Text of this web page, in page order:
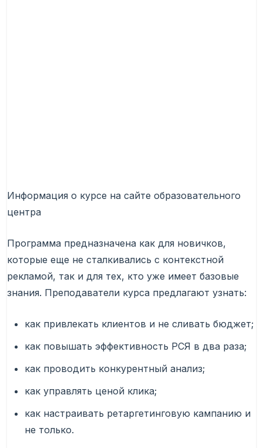
Информация о курсе на сайте образовательного
центра
Программа предназначена как для новичков,
которые еще не сталкивались с контекстной
рекламой, так и для тех, кто уже имеет базовые
знания. Преподаватели курса предлагают узнать:
как привлекать клиентов и не сливать бюджет;
как повышать эффективность РСЯ в два раза;
как проводить конкурентный анализ;
как управлять ценой клика;
как настраивать ретаргетинговую кампанию и
не только.